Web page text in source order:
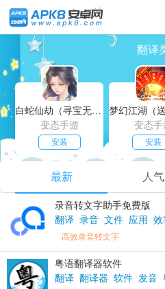
翻译
白蛇仙劫（寻宝无限真充）
变态手游
安装
变态手
安装
最新 人气
录音转文字助手免费版
翻译 录音 文件 应用 效
高效录音转文字
粤语翻译器软件
翻译 翻译器 软件 发音